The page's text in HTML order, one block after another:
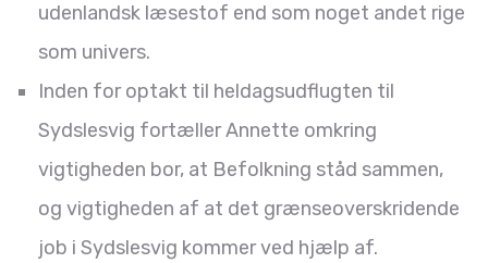
udenlandsk læsestof end som noget andet rige
som univers.
Inden for optakt til heldagsudflugten til
Sydslesvig fortæller Annette omkring
vigtigheden bor, at Befolkning ståd sammen,
og vigtigheden af at det grænseoverskridende
job i Sydslesvig kommer ved hjælp af.